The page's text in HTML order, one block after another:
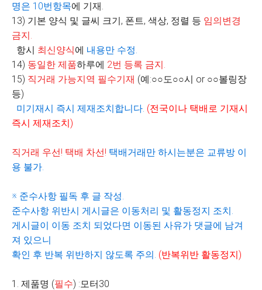
명은 10번항목에 기재.
13) 기본 양식 및 글씨 크기, 폰트, 색상, 정렬 등 임의변경
금지.
항시 최신양식에 내용만 수정.
14) 동일한 제품하루에 2번 등록 금지.
15) 직거래 가능지역 필수기재 (예:○○도○○시 or ○○볼링장
등)
미기재시 즉시 제재조치합니다. (전국이나 택배로 기재시
즉시 제재조치)
직거래 우선! 택배 차선! 택배거래만 하시는분은 교류방 이
용 불가.
※ 준수사항 필독 후 글 작성.
준수사항 위반시 게시글은 이동처리 및 활동정지 조치.
게시글이 이동 조치 되었다면 이동된 사유가 댓글에 남겨
져 있으니
확인 후 반복 위반하지 않도록 주의. (반복위반 활동정지)
1. 제품명 (필수) :모터30